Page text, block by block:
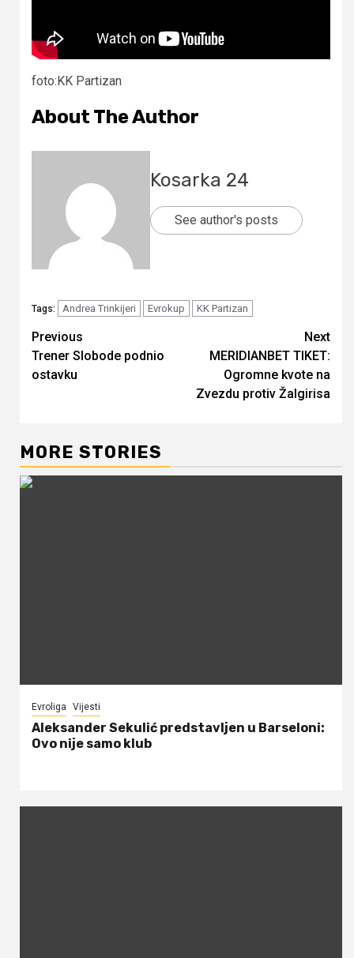
foto:KK Partizan
About The Author
Kosarka 24
See author's posts
Tags: Andrea Trinkijeri Evrokup KK Partizan
Continue
Reading
Previous
Trener Slobode podnio
ostavku
Next
MERIDIANBET TIKET:
Ogromne kvote na
Zvezdu protiv Žalgirisa
MORE STORIES
Evroliga Vijesti
Aleksander Sekulić predstavljen u Barseloni:
Ovo nije samo klub